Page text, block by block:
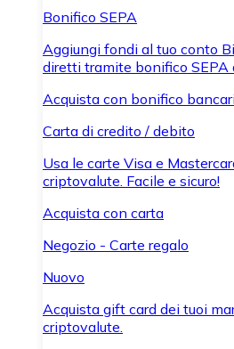
Bonifico SEPA
Aggiungi fondi al tuo conto
diretti tramite bonifico SEPA
Acquista con bonifico
Carta di credito / debito
Usa le carte Visa e
criptovalute. Facile e sicuro!
Acquista con carta
Negozio - Carte regalo
Nuovo
Acquista gift card dei tuoi
criptovalute.